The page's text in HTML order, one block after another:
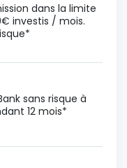
dans la limite
investis / mois.
sans risque à
12 mois*